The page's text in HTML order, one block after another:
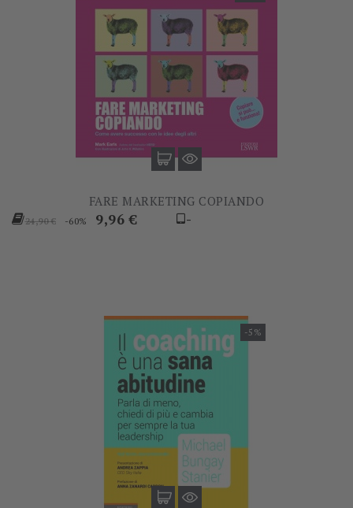
FARE MARKETING COPIANDO
Prezzo
24,90 € -60% Prezzo
9,96 € -
-5%